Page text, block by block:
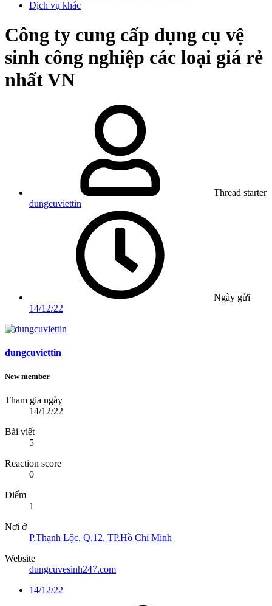
Dịch vụ khác
Công ty cung cấp dụng cụ vệ
sinh công nghiệp các loại giá rẻ
nhất VN
Thread starter
dungcuviettin
Ngày gửi
14/12/22
dungcuviettin
New member
Tham gia ngày
14/12/22
Bài viết
5
Reaction score
0
Điểm
1
Nơi ở
P.Thạnh Lộc, Q.12, TP.Hồ Chí Minh
Website
dungcuvesinh247.com
14/12/22